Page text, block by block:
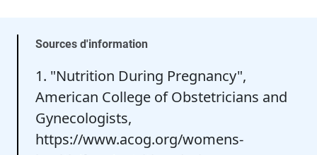
Sources d'information
1. "Nutrition During Pregnancy",
American College of Obstetricians and
Gynecologists,
https://www.acog.org/womens-